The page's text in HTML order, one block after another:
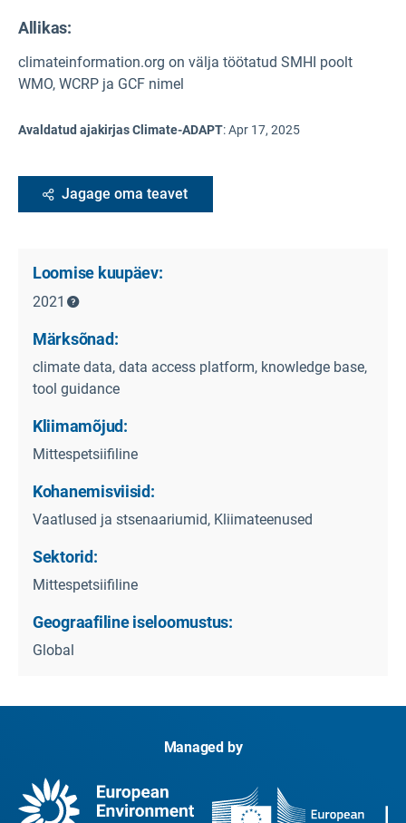
Allikas:
climateinformation.org on välja töötatud SMHI poolt
WMO, WCRP ja GCF nimel
Avaldatud ajakirjas Climate-ADAPT:Apr 17, 2025
Jagage oma teavet
Loomise kuupäev:
2021
Märksõnad:
climate data, data access platform, knowledge base,
tool guidance
Kliimamõjud:
Mittespetsiifiline
Kohanemisviisid:
Vaatlused ja stsenaariumid, Kliimateenused
Sektorid:
Mittespetsiifiline
Geograafiline iseloomustus:
Global
Managed by